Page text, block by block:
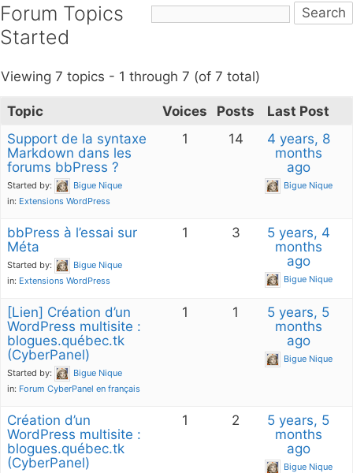
Forum Topics
Started
Viewing 7 topics - 1 through 7 (of 7 total)
Topic Voices Posts
Last Post
Support de la syntaxe
Markdown dans les
forums bbPress ?
Started by:
Bigue Nique
in: Extensions WordPress
1 14
4 years, 8
months
ago
Bigue Nique
bbPress à l’essai sur
Méta
Started by:
Bigue Nique
in: Extensions WordPress
1 3
5 years, 4
months
ago
Bigue Nique
[Lien] Création d’un
WordPress multisite :
blogues.québec.tk
(CyberPanel)
Started by:
Bigue Nique
in: Forum CyberPanel en français
1 1
5 years, 5
months
ago
Bigue Nique
Création d’un
WordPress multisite :
blogues.québec.tk
(CyberPanel)
1 2
5 years, 5
months
ago
Bigue Nique